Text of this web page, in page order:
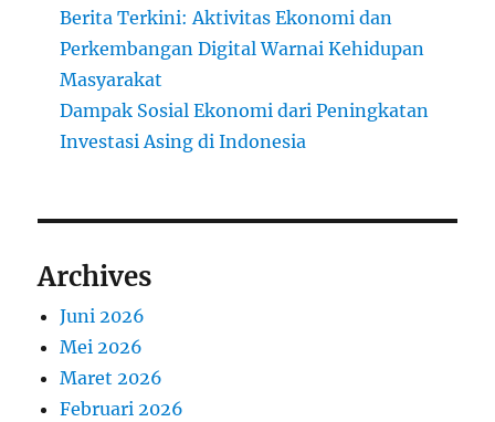
Berita Terkini: Aktivitas Ekonomi dan
Perkembangan Digital Warnai Kehidupan
Masyarakat
Dampak Sosial Ekonomi dari Peningkatan
Investasi Asing di Indonesia
Archives
Juni 2026
Mei 2026
Maret 2026
Februari 2026